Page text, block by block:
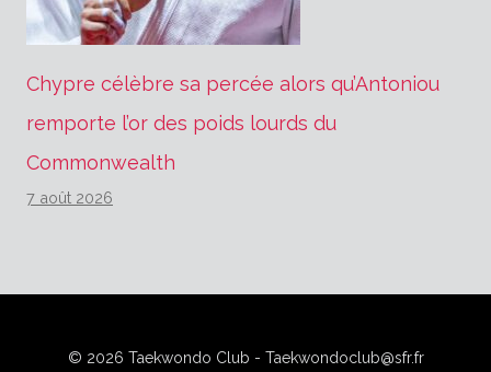
Chypre célèbre sa percée alors qu’Antoniou
remporte l’or des poids lourds du
Commonwealth
7 août 2026
© 2026 Taekwondo Club - Taekwondoclub@sfr.fr